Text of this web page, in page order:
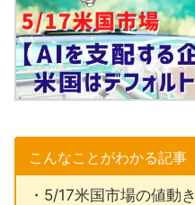
こんなことがわかる記事
・5/17米国市場の値動き